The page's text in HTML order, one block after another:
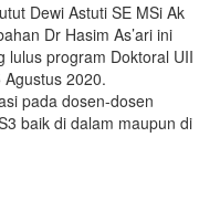
Dewi Astuti SE MSi Ak
Dr Hasim As’ari ini
lulus program Doktoral UII
2020.
pada dosen-dosen
baik di dalam maupun di